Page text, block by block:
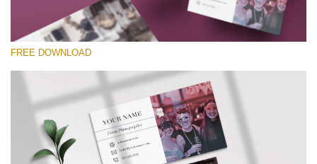
Por favor selecione
Free Template #2
FREE DOWNLOAD